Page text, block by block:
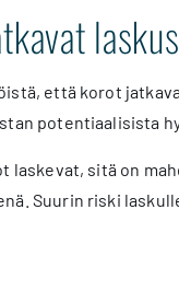
että korot
potentiaalisista
laskevat, sitä on
Suurin riski